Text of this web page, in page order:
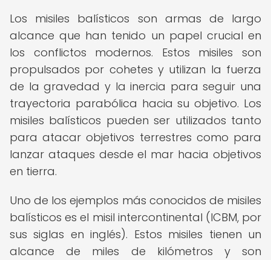
Los misiles balísticos son armas de largo
alcance que han tenido un papel crucial en
los conflictos modernos. Estos misiles son
propulsados por cohetes y utilizan la fuerza
de la gravedad y la inercia para seguir una
trayectoria parabólica hacia su objetivo. Los
misiles balísticos pueden ser utilizados tanto
para atacar objetivos terrestres como para
lanzar ataques desde el mar hacia objetivos
en tierra.
Uno de los ejemplos más conocidos de misiles
balísticos es el misil intercontinental (ICBM, por
sus siglas en inglés). Estos misiles tienen un
alcance de miles de kilómetros y son